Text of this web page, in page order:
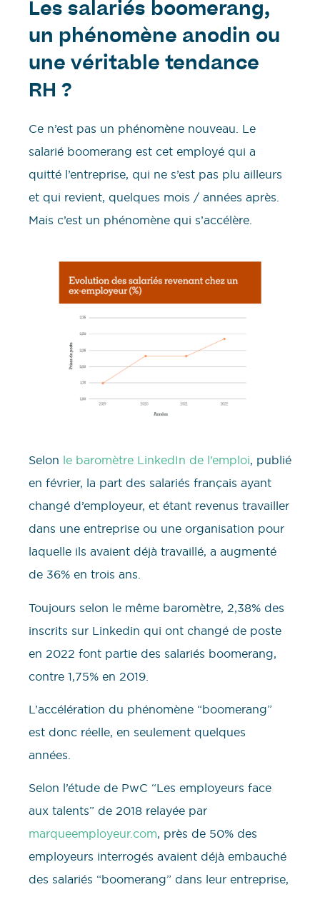
Les salariés boomerang,
un phénomène anodin ou
une véritable tendance
RH ?
Ce n’est pas un phénomène nouveau. Le
salarié boomerang est cet employé qui a
quitté l’entreprise, qui ne s’est pas plu ailleurs
et qui revient, quelques mois / années après.
Mais c’est un phénomène qui s’accélère.
Selon le baromètre LinkedIn de l’emploi, publié
en février, la part des salariés français ayant
changé d’employeur, et étant revenus travailler
dans une entreprise ou une organisation pour
laquelle ils avaient déjà travaillé, a augmenté
de 36% en trois ans.
Toujours selon le même baromètre, 2,38% des
inscrits sur Linkedin qui ont changé de poste
en 2022 font partie des salariés boomerang,
contre 1,75% en 2019.
L’accélération du phénomène “boomerang”
est donc réelle, en seulement quelques
années.
Selon l’étude de PwC “Les employeurs face
aux talents” de 2018 relayée par
marqueemployeur.com, près de 50% des
employeurs interrogés avaient déjà embauché
des salariés “boomerang” dans leur entreprise,